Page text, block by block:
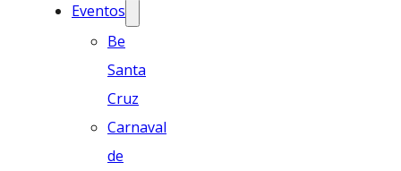
Eventos
Be
Santa
Cruz
Carnaval
de